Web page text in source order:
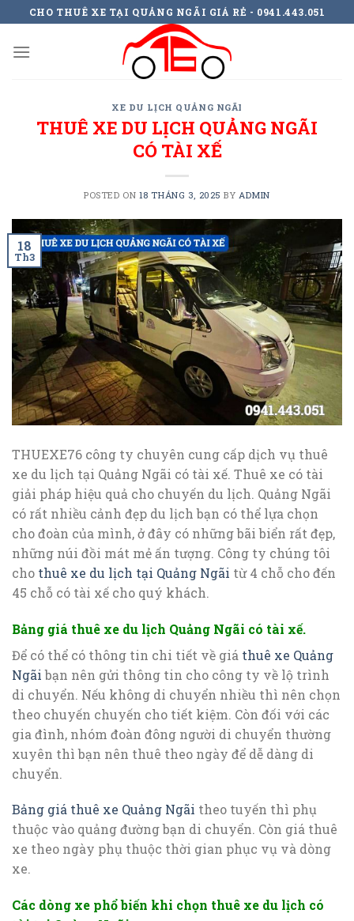
to
content
CHO THUÊ XE TẠI QUẢNG NGÃI GIÁ RẺ - 0941.443.051
XE DU LỊCH QUẢNG NGÃI
THUÊ XE DU LỊCH QUẢNG NGÃI
CÓ TÀI XẾ
POSTED ON 18 THÁNG 3, 2025 BY ADMIN
18
Th3
THUEXE76 công ty chuyên cung cấp dịch vụ thuê
xe du lịch tại Quảng Ngãi có tài xế. Thuê xe có tài
giải pháp hiệu quả cho chuyến du lịch. Quảng Ngãi
có rất nhiều cảnh đẹp du lịch bạn có thể lựa chọn
cho đoàn của mình, ở đây có những bãi biển rất đẹp,
những núi đồi mát mẻ ấn tượng. Công ty chúng tôi
cho thuê xe du lịch tại Quảng Ngãi từ 4 chỗ cho đến
45 chỗ có tài xế cho quý khách.
Bảng giá thuê xe du lịch Quảng Ngãi có tài xế.
Để có thể có thông tin chi tiết về giá thuê xe Quảng
Ngãibạn nên gửi thông tin cho công ty về lộ trình
di chuyển. Nếu không di chuyển nhiều thì nên chọn
theo chuyến chuyến cho tiết kiệm. Còn đối với các
gia đình, nhóm đoàn đông người di chuyển thường
xuyên thì bạn nên thuê theo ngày để dễ dàng di
chuyển.
Bảng giá thuê xe Quảng Ngãi theo tuyến thì phụ
thuộc vào quảng đường bạn di chuyển. Còn giá thuê
xe theo ngày phụ thuộc thời gian phục vụ và dòng
xe.
Các dòng xe phổ biến khi chọn thuê xe du lịch có